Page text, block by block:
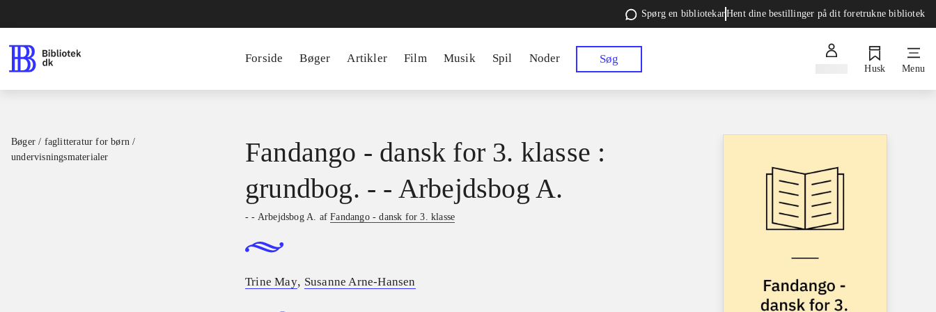
Spørg en bibliotekarHent dine bestillinger på dit foretrukne bibliotek
Forside Bøger Artikler Film Musik Spil Noder Søg
Husk Menu
Bøger / faglitteratur for børn /
undervisningsmaterialer
Fandango - dansk for 3. klasse :
grundbog. - - Arbejdsbog A.
- - Arbejdsbog A. afFandango - dansk for 3. klasse
Trine May, Susanne Arne-Hansen